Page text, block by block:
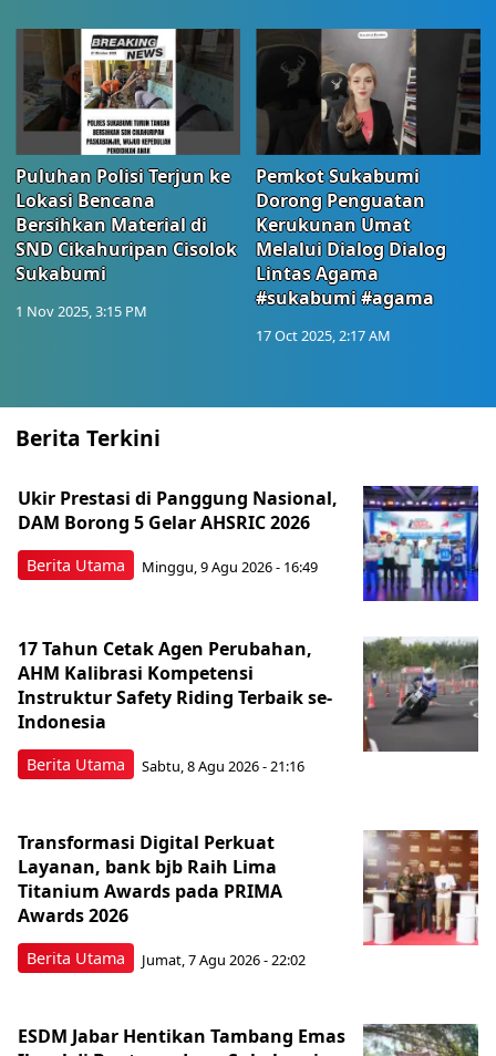
Puluhan Polisi Terjun ke
Lokasi Bencana
Bersihkan Material di
SND Cikahuripan Cisolok
Sukabumi
1 Nov 2025, 3:15 PM
Pemkot Sukabumi
Dorong Penguatan
Kerukunan Umat
Melalui Dialog Dialog
Lintas Agama
#sukabumi #agama
17 Oct 2025, 2:17 AM
Berita Terkini
Berita Utama
Ukir Prestasi di Panggung Nasional,
DAM Borong 5 Gelar AHSRIC 2026
Minggu, 9 Agu 2026 - 16:49
Berita Utama
17 Tahun Cetak Agen Perubahan,
AHM Kalibrasi Kompetensi
Instruktur Safety Riding Terbaik se-
Indonesia
Sabtu, 8 Agu 2026 - 21:16
Berita Utama
Transformasi Digital Perkuat
Layanan, bank bjb Raih Lima
Titanium Awards pada PRIMA
Awards 2026
Jumat, 7 Agu 2026 - 22:02
ESDM Jabar Hentikan Tambang Emas